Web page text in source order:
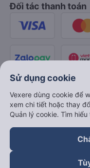
Đối tác thanh toán
Sử dụng cookie
Vexere dùng cookie để
xem chi tiết hoặc thay
Quản lý cookie. Tìm